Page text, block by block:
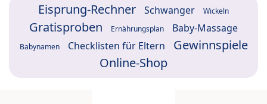
Eisprung-Rechner Schwanger Wickeln
Gratisproben Ernährungsplan Baby-Massage
Babynamen Checklisten für Eltern
Gewinnspiele
Online-Shop